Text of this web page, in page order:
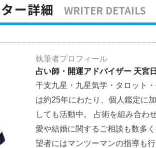
ー詳細 WRITER DETAILS
執筆者プロフィール
占い師・開運アドバイザー 天宮
干支九星・九星気学・タロット
は約25年にわたり、個人鑑定に
しても活動中。 占術を組み合わ
愛や結婚に関するご相談も数多
望者にはマンツーマンの指導も